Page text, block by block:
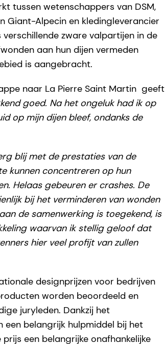
tussen wetenschappers van DSM,
Giant-Alpecin en kledingleverancier
zware valpartijen in de
aan hun dijen vermeden
is aangebracht.
naar La Pierre Saint Martin geeft
goed. Na het ongeluk had ik op
op mijn dijen bleef, ondanks de
blij met de prestaties van de
kunnen concentreren op hun
Helaas gebeuren er crashes. De
bij het verminderen van wonden
de samenwerking is toegekend, is
waarvan ik stellig geloof dat
hier veel profijt van zullen
designprijzen voor bedrijven
worden beoordeeld en
juryleden. Dankzij het
belangrijk hulpmiddel bij het
een belangrijke onafhankelijke